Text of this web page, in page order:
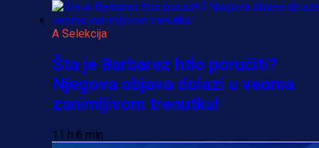
A Selekcija
Šta je Barbarez htio poručiti?
Njegova objava dolazi u veoma
zanimljivom trenutku!
11 h 6 min